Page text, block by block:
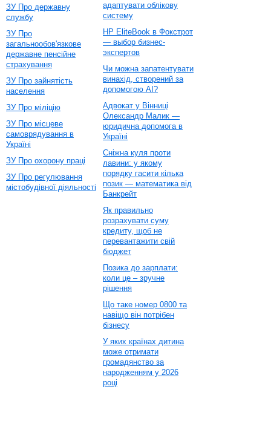
ЗУ Про державну
службу
ЗУ Про
загальнообов'язкове
державне пенсійне
страхування
ЗУ Про зайнятість
населення
ЗУ Про міліцію
ЗУ Про місцеве
самоврядування в
Україні
ЗУ Про охорону праці
ЗУ Про регулювання
містобудівної діяльності
адаптувати облікову
систему
HP EliteBook в Фокстрот
— выбор бизнес-
экспертов
Чи можна запатентувати
винахід, створений за
допомогою AI?
Адвокат у Вінниці
Олександр Малик —
юридична допомога в
Україні
Сніжна куля проти
лавини: у якому
порядку гасити кілька
позик — математика від
Банкрейт
Як правильно
розрахувати суму
кредиту, щоб не
перевантажити свій
бюджет
Позика до зарплати:
коли це – зручне
рішення
Що таке номер 0800 та
навіщо він потрібен
бізнесу
У яких країнах дитина
може отримати
громадянство за
народженням у 2026
році